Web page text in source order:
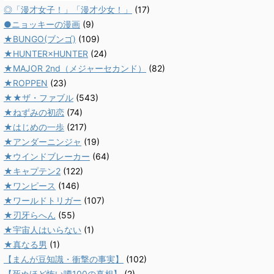
◎「漫才女子！」「漫才少女！」
(17)
●ニョッキーの漫画 (9)
★BUNGO(ブンゴ) (109)
★HUNTER×HUNTER (24)
★MAJOR 2nd（メジャーセカンド）
(82)
★ROPPEN (23)
★★ザ・ファブル (543)
★ねずみの初恋 (74)
★はじめの一歩 (217)
★アンダーニンジャ (19)
★ウインドブレーカー (64)
★キャプテン2 (122)
★ワンピース (146)
★ワールドトリガー (107)
★刃牙らへん (55)
★宇宙人はいらない (1)
★真なる男 (1)
【まんが豆知識・衝撃の事実】
(102)